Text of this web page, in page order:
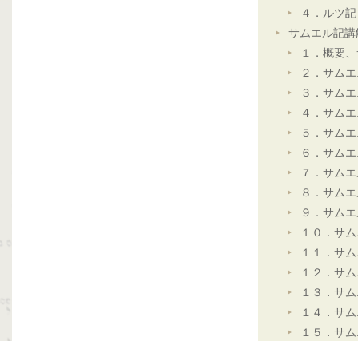
４．ルツ
サムエル記講
１．概要
２．サム
３．サム
４．サム
５．サム
６．サム
７．サム
８．サム
９．サム
１０．サ
１１．サ
１２．サ
１３．サ
１４．サ
１５．サ